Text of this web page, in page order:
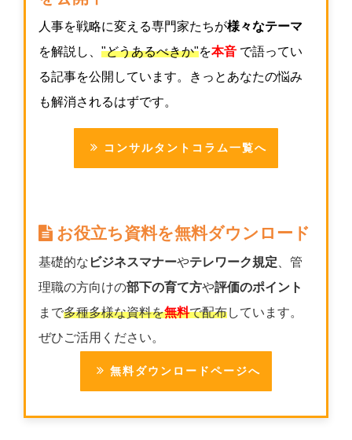
人事を戦略に変える専門家たちが様々なテーマ
を解説し、"どうあるべきか"を本音 で語ってい
る記事を公開しています。きっとあなたの悩み
も解消されるはずです。
コンサルタントコラム一覧へ
お役立ち資料を無料ダウンロード
基礎的な ビジネスマナーやテレワーク規定 、管
理職の方向けの部下の育て方や評価のポイント
まで多種多様な資料を無料で配布しています。
ぜひご活用ください。
無料ダウンロードページへ